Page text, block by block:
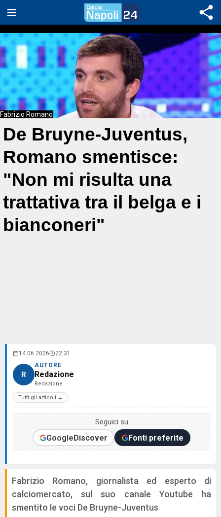
Fabrizio Romano
De Bruyne-Juventus,
Romano smentisce:
"Non mi risulta una
trattativa tra il belga e i
bianconeri"
14.06.2026 22:31
R
AUTORE
Redazione
Redazione
Tutti gli articoli →
Seguici su
GoogleDiscover Fonti preferite
Fabrizio Romano, giornalista ed esperto di
calciomercato, sul suo canale Youtube ha
smentito le voci De Bruyne-Juventus